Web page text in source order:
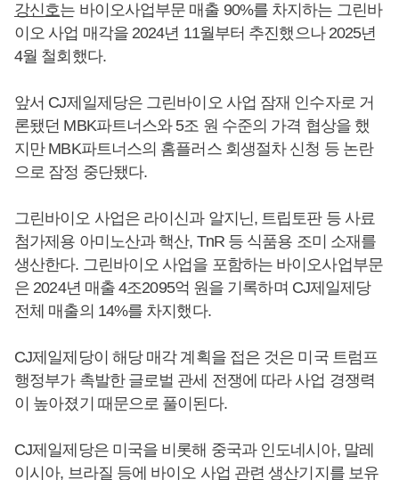
강신호는 바이오사업부문 매출 90%를 차지하는 그린바
이오 사업 매각을 2024년 11월부터 추진했으나 2025년
4월 철회했다.
앞서 CJ제일제당은 그린바이오 사업 잠재 인수자로 거
론됐던 MBK파트너스와 5조 원 수준의 가격 협상을 했
지만 MBK파트너스의 홈플러스 회생절차 신청 등 논란
으로 잠정 중단됐다.
그린바이오 사업은 라이신과 알지닌, 트립토판 등 사료
첨가제용 아미노산과 핵산, TnR 등 식품용 조미 소재를
생산한다. 그린바이오 사업을 포함하는 바이오사업부문
은 2024년 매출 4조2095억 원을 기록하며 CJ제일제당
전체 매출의 14%를 차지했다.
CJ제일제당이 해당 매각 계획을 접은 것은 미국 트럼프
행정부가 촉발한 글로벌 관세 전쟁에 따라 사업 경쟁력
이 높아졌기 때문으로 풀이된다.
CJ제일제당은 미국을 비롯해 중국과 인도네시아, 말레
이시아, 브라질 등에 바이오 사업 관련 생산기지를 보유